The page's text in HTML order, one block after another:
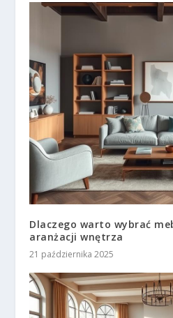
Dlaczego warto wybrać
aranżacji wnętrza
21 października 2025